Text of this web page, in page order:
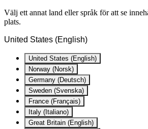
Välj ett annat land eller språk för att se
plats.
United States (English)
United States (English)
Norway (Norsk)
Germany (Deutsch)
Sweden (Svenska)
France (Français)
Italy (Italiano)
Great Britain (English)